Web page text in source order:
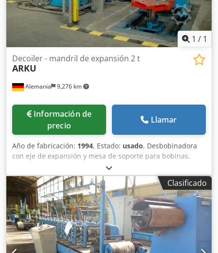
1 / 1
Alemania 9,276 km
Decoiler - mandril de expansión 2 t
ARKU
Información de
precio
Llamar
Año de fabricación: 1994, Estado: usado, Desbobinadora
con eje de expansión y mesa de soporte para bobinas.
Ancho de la bobina: máx. 650 mm. Grosor de la bobina:
máx. 3 mm. Peso de la bobina: 2 toneladas. Diámetro del
eje: 406/508/610 mm. Dedpfx Alsbh S Dpegokr Clasificado